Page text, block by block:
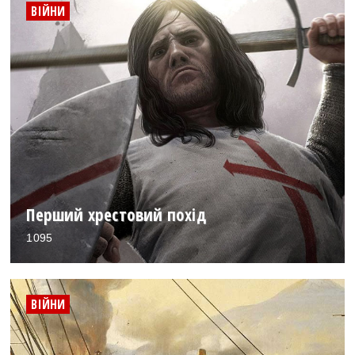
ВІЙНИ
Перший хрестовий похід
1095
ВІЙНИ